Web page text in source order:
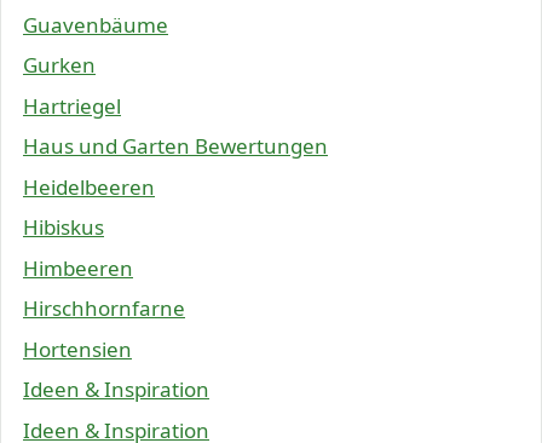
Guavenbäume
Gurken
Hartriegel
Haus und Garten Bewertungen
Heidelbeeren
Hibiskus
Himbeeren
Hirschhornfarne
Hortensien
Ideen & Inspiration
Ideen & Inspiration